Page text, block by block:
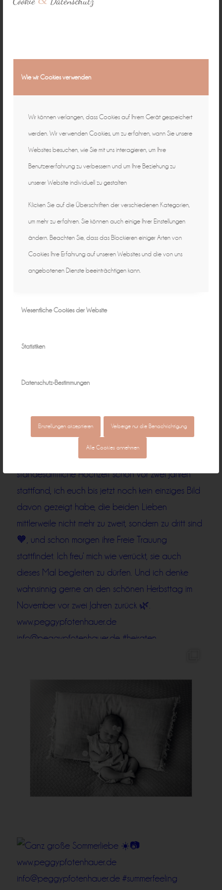
Wie wir Cookies verwenden
Wir können verlangen, dass Cookies auf Ihrem Gerät gespeichert
werden. Wir verwenden Cookies, um zu erfahren, wann Sie unsere
Websites besuchen, wie Sie mit uns interagieren, um Ihre
Benutzererfahrung zu verbessern und um Ihre Beziehung zu
unserer Website individuell zu gestalten
Klicken Sie auf die Überschriften der verschiedenen Kategorien,
um mehr zu erfahren. Sie können auch einige Ihrer Einstellungen
ändern. Beachten Sie, dass das Blockieren einiger Arten von
Cookies Ihre Erfahrung auf unseren Websites und die von uns
angebotenen Dienste beeinträchtigen kann.
Wesentliche Cookies der Website
Statistiken
Datenschutz-Bestimmungen
Einstellungen akzeptieren Verberge nur die Benachrichtigung
Alle Cookies annehmen
Oktober 28, 2014 / 0 Kommentare / vonPeggy
Natürliche Fotografie für zeitlose
Erinnerungen ♡
Baby • Familie • Schwangerschaft •
Hochzeit • Business15 Jahre in Bamberg